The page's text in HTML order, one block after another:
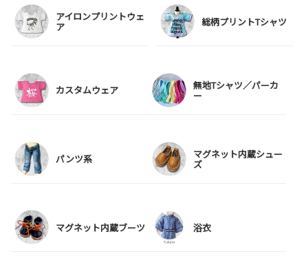
アイロンプリントウェ
ア 総柄プリントTシャツ
カスタムウェア 無地Tシャツ／パーカ
ー
パンツ系 マグネット内蔵シュー
ズ
マグネット内蔵ブーツ 浴衣